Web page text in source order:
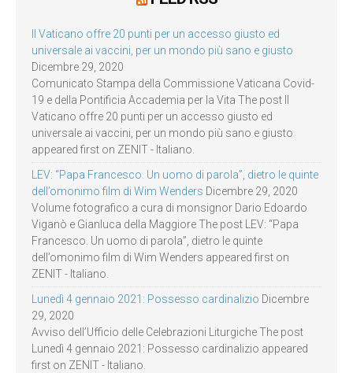
Il Vaticano offre 20 punti per un accesso giusto ed
universale ai vaccini, per un mondo più sano e giusto
Dicembre 29, 2020
Comunicato Stampa della Commissione Vaticana Covid-
19 e della Pontificia Accademia per la Vita The post Il
Vaticano offre 20 punti per un accesso giusto ed
universale ai vaccini, per un mondo più sano e giusto
appeared first on ZENIT - Italiano.
LEV: “Papa Francesco. Un uomo di parola”, dietro le quinte
dell’omonimo film di Wim Wenders Dicembre 29, 2020
Volume fotografico a cura di monsignor Dario Edoardo
Viganò e Gianluca della Maggiore The post LEV: “Papa
Francesco. Un uomo di parola”, dietro le quinte
dell’omonimo film di Wim Wenders appeared first on
ZENIT - Italiano.
Lunedì 4 gennaio 2021: Possesso cardinalizio Dicembre
29, 2020
Avviso dell’Ufficio delle Celebrazioni Liturgiche The post
Lunedì 4 gennaio 2021: Possesso cardinalizio appeared
first on ZENIT - Italiano.